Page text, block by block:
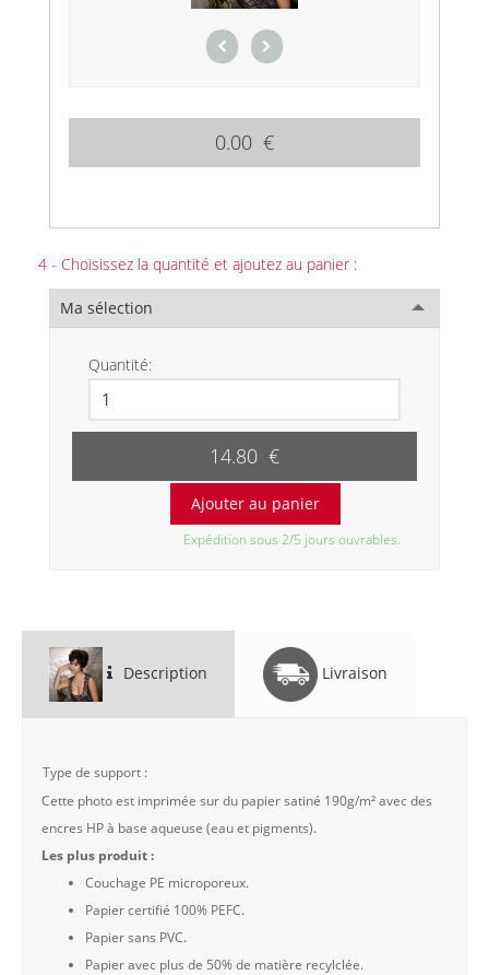
0.00 €
4 - Choisissez la quantité et ajoutez au panier :
Ma sélection
Quantité:
14.80 €
Expédition sous 2/5 jours ouvrables.
Description Livraison
Type de support :
Cette photo est imprimée sur du papier satiné 190g/m² avec des
encres HP à base aqueuse (eau et pigments).
Les plus produit :
Couchage PE microporeux.
Papier certifié 100% PEFC.
Papier sans PVC.
Papier avec plus de 50% de matière recylclée.